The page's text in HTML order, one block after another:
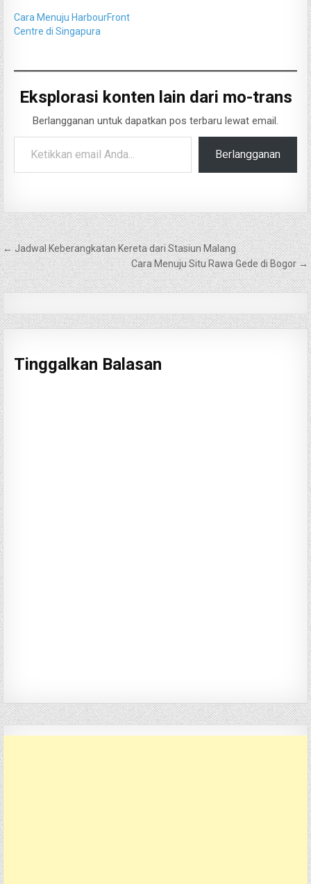
Cara Menuju HarbourFront
Centre di Singapura
Eksplorasi konten lain dari mo-trans
Berlangganan untuk dapatkan pos terbaru lewat email.
Ketikkan email Anda...
Berlangganan
Navigasi
pos
← Jadwal Keberangkatan Kereta dari Stasiun Malang
Cara Menuju Situ Rawa Gede di Bogor →
Tinggalkan Balasan